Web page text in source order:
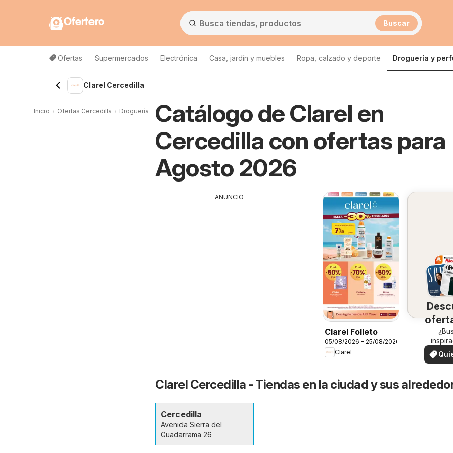
Ofertero Buscar
Ofertas Supermercados Electrónica Casa, jardín y muebles Ropa, calzado y deporte Droguería y
Clarel Cercedilla
Catálogo de Clarel en
Cercedilla con ofertas para
Agosto 2026
ANUNCIO
Clarel Folleto
05/08/2026 - 25/08/2026
Clarel
su
¡Vea
en su
ver
Clarel Cercedilla - Tiendas en la ciudad y sus
Cercedilla
Avenida Sierra del
Guadarrama 26
Inicio Ofertas Cercedilla Droguería y perfumería Cercedilla Clarel Cercedilla